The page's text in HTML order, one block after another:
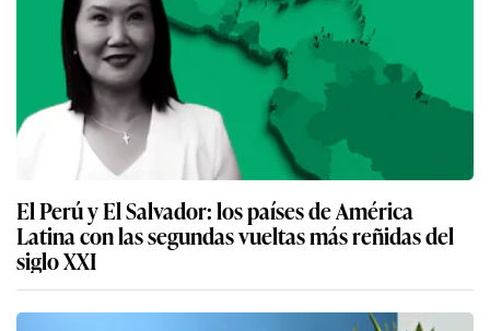
El Perú y El Salvador: los países de América
Latina con las segundas vueltas más reñidas del
siglo XXI